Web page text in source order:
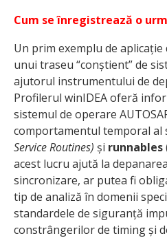
Cum se înregistrează o
Un prim exemplu de
unui traseu “conștient” de
ajutorul instrumentului de
Profilerul winIDEA oferă
sistemul de operare
comportamentul temporal al
Service Routines) și runnables
acest lucru ajută la
sincronizare, ar putea fi
tip de analiză în domenii
standardele de siguranță
constrângerilor de timing și